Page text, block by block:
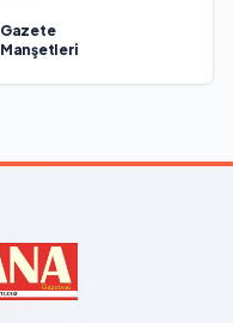
Gazete
Manşetleri